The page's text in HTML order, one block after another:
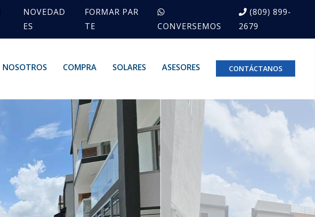
NOVEDAD
ES
FORMAR PAR
TE
CONVERSEMOS
(809) 899-
2679
NOSOTROS COMPRA SOLARES ASESORES CONTÁCTANOS